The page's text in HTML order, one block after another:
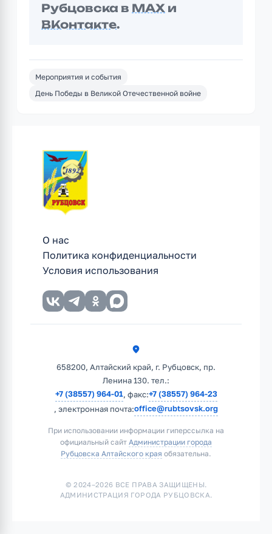
Рубцовска в MAX и
ВКонтакте.
Мероприятия и события
День Победы в Великой Отечественной войне
О нас
Политика конфиденциальности
Условия использования
658200, Алтайский край, г. Рубцовск, пр.
Ленина 130. тел.:
+7 (38557) 964-01, факс:+7 (38557) 964-23
, электронная почта:office@rubtsovsk.org
При использовании информации гиперссылка на
официальный сайт Администрации города
Рубцовска Алтайского края обязательна.
© 2024–2026 ВСЕ ПРАВА ЗАЩИЩЕНЫ.
АДМИНИСТРАЦИЯ ГОРОДА РУБЦОВСКА.